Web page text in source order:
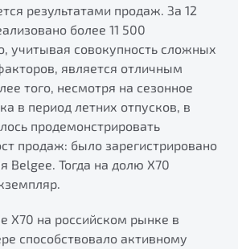
результатами продаж. За 12
более 11 500
учитывая совокупность сложных
является отличным
того, несмотря на сезонное
в период летних отпусков, в
продемонстрировать
продаж: было зарегистрировано
Belgee. Тогда на долю X70
X70 на российском рынке в
способствовало активному